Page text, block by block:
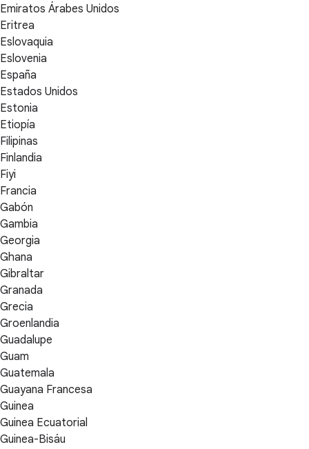
Emiratos Árabes Unidos
Eritrea
Eslovaquia
Eslovenia
España
Estados Unidos
Estonia
Etiopía
Filipinas
Finlandia
Fiyi
Francia
Gabón
Gambia
Georgia
Ghana
Gibraltar
Granada
Grecia
Groenlandia
Guadalupe
Guam
Guatemala
Guayana Francesa
Guinea
Guinea Ecuatorial
Guinea-Bisáu